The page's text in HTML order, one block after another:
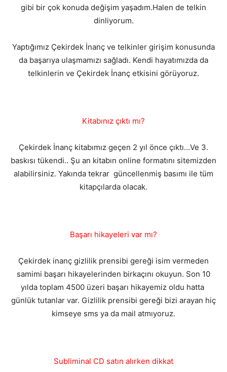
gibi bir çok konuda değişim yaşadım.Halen de telkin
dinliyorum.
Yaptığımız Çekirdek İnanç ve telkinler girişim konusunda
da başarıya ulaşmamızı sağladı. Kendi hayatımızda da
telkinlerin ve Çekirdek İnanç etkisini görüyoruz.
Kitabınız çıktı mı?
Çekirdek İnanç kitabımız geçen 2 yıl önce çıktı…Ve 3.
baskısı tükendi.. Şu an kitabın online formatını sitemizden
alabilirsiniz. Yakında tekrar güncellenmiş basımı ile tüm
kitapçılarda olacak.
Başarı hikayeleri var mı?
Çekirdek inanç gizlilik prensibi gereği isim vermeden
samimi başarı hikayelerinden birkaçını okuyun. Son 10
yılda toplam 4500 üzeri başarı hikayemiz oldu hatta
günlük tutanlar var. Gizlilik prensibi gereği bizi arayan hiç
kimseye sms ya da mail atmıyoruz.
Subliminal CD satın alırken dikkat